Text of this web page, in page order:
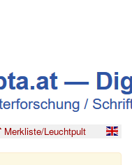
Merkliste/Leuchtpult